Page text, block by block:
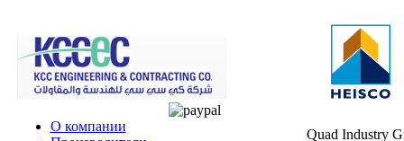
О компании
Quad Industry